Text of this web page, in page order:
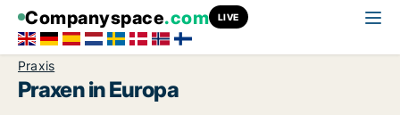
Companyspace.com LIVE
Praxis
Praxen in Europa